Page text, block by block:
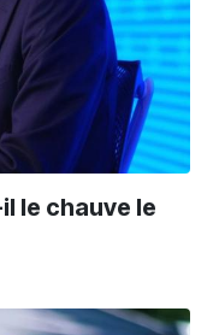
le chauve le